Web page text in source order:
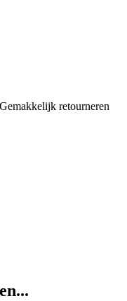
Gemakkelijk retourneren